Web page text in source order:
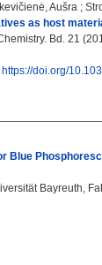
Aušra ;
as host
Bd. 21
https://doi.org/
Blue
Bayreuth,